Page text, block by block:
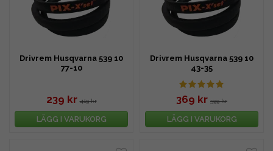
Drivrem Husqvarna 539 10
77-10
239 kr 419 kr
LÄGG I VARUKORG
Drivrem Husqvarna 539 10
43-35
369 kr 599 kr
LÄGG I VARUKORG